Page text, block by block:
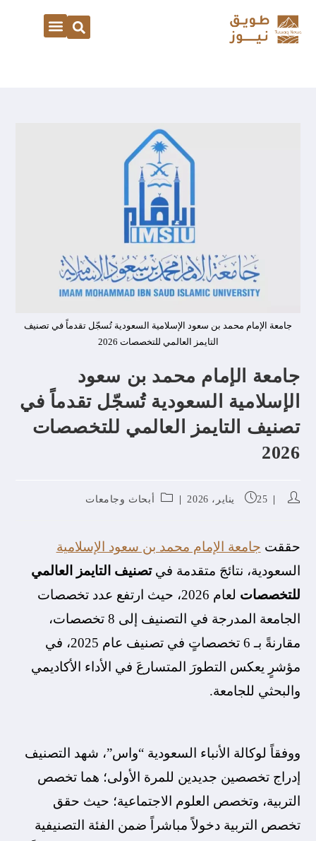
جامعة الإمام محمد بن سعود الإسلامية السعودية تُسجّل تقدماً في تصنيف
التايمز العالمي للتخصصات 2026
جامعة الإمام محمد بن سعود
الإسلامية السعودية تُسجّل تقدماً في
تصنيف التايمز العالمي للتخصصات
2026
25 يناير، 2026 أبحاث وجامعات
حققت جامعة الإمام محمد بن سعود الإسلامية
السعودية، نتائجَ متقدمة فيتصنيف التايمز العالمي
للتخصصات
لعام 2026، حيث ارتفع عدد تخصصات
الجامعة المدرجة في التصنيف إلى 8 تخصصات،
مقارنةً بـ 6 تخصصاتٍ في تصنيف عام 2025، في
مؤشرٍ يعكس التطورَ المتسارعَ في الأداء الأكاديمي
والبحثي للجامعة.
ووفقاً لوكالة الأنباء السعودية “واس”، شهد التصنيف
إدراج تخصصين جديدين للمرة الأولى؛ هما تخصص
التربية، وتخصص العلوم الاجتماعية؛ حيث حقق
تخصص التربية دخولاً مباشراً ضمن الفئة التصنيفية